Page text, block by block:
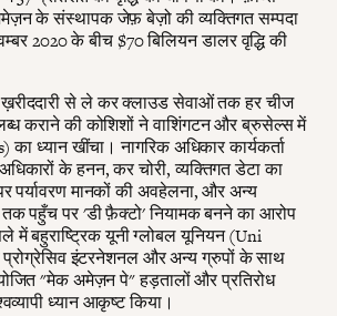
के संस्थापक जेफ़ बेज़ो की व्यक्तिगत सम्पदा
2020 के बीच $70 बिलियन डालर वृद्धि की
से ले कर क्लाउड सेवाओं तक हर चीज
कराने की कोशिशों ने वाशिंगटन और ब्रुसेल्स में
का ध्यान खींचा। नागरिक अधिकार कार्यकर्ता
अधिकारों के हनन, कर चोरी, व्यक्तिगत डेटा का
पर्यावरण मानकों की अवहेलना, और अन्य
तक पहुँच पर 'डी फ़ैक्टो' नियामक बनने का आरोप
में बहुराष्ट्रिक यूनी ग्लोबल यूनियन (Uni
प्रोग्रेसिव इंटरनेशनल और अन्य ग्रुपों के साथ
"मेक अमेज़न पे" हड़तालों और प्रतिरोध
ध्यान आकृष्ट किया।